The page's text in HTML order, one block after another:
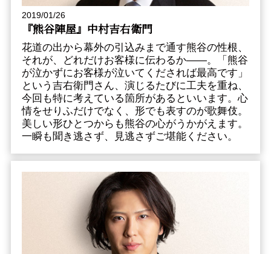
2019/01/26
『熊谷陣屋』中村吉右衛門
花道の出から幕外の引込みまで通す熊谷の性根、
それが、どれだけお客様に伝わるか――。「熊谷
が泣かずにお客様が泣いてくだされば最高です」
という吉右衛門さん、演じるたびに工夫を重ね、
今回も特に考えている箇所があるといいます。心
情をせりふだけでなく、形でも表すのが歌舞伎。
美しい形ひとつからも熊谷の心がうかがえます。
一瞬も聞き逃さず、見逃さずご堪能ください。